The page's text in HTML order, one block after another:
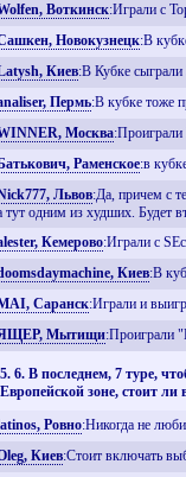
Воткинск:Играли с
Новокузнецк:В
Киев:В Кубке
Пермь:В кубке тоже
Москва:Проиграли
Раменское:в
Львов:Да, причем с
тут одним из худших. Будет
Кемерово:Играли с
Киев:В
Саранск:Играли и
Мытищи:Проиграли
5. 6. В последнем, 7 туре,
Европейской зоне, стоит
Ровно:Никогда не
Киев:Стоит включать